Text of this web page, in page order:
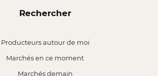
Rechercher
Producteurs autour de moi
Marchés en ce moment
Marchés demain